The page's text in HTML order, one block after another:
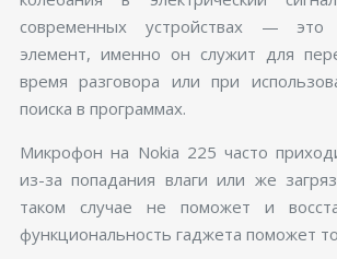
современных устройствах —
элемент, именно он служит для
время разговора или при
поиска в программах.
Микрофон на Nokia 225 часто
из-за попадания влаги или же
таком случае не поможет и
функциональность гаджета поможет